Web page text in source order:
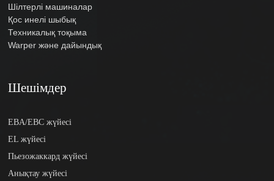
Шілтерлі машиналар
Қос инелі шыбық
Техникалық тоқыма
Warper және дайындық
Шешімдер
EBA/EBC жүйесі
EL жүйесі
Пьезожаккард жүйесі
Анықтау жүйесі